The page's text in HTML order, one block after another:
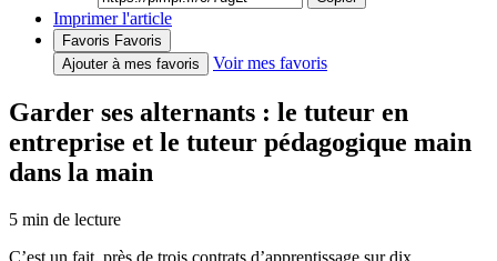
Imprimer l'article
Favoris Favoris
Ajouter à mes favoris
Voir mes favoris
Garder ses alternants : le tuteur en
entreprise et le tuteur pédagogique main
dans la main
5 min de lecture
C’est un fait, près de trois contrats d’apprentissage sur dix